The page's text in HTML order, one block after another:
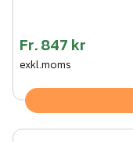
Fr.847 kr
exkl.moms